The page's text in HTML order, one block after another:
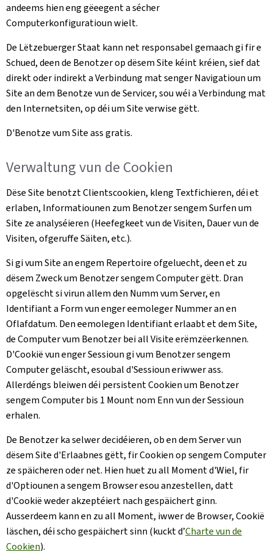
andeems hien eng gëeegent a sécher
Computerkonfiguratioun wielt.
De Lëtzebuerger Staat kann net responsabel gemaach gi fir e
Schued, deen de Benotzer op dësem Site kéint kréien, sief dat
direkt oder indirekt a Verbindung mat senger Navigatioun um
Site an dem Benotze vun de Servicer, sou wéi a Verbindung mat
den Internetsiten, op déi um Site verwise gëtt.
D'Benotze vum Site ass gratis.
Verwaltung vun de Cookien
Dëse Site benotzt Clientscookien, kleng Textfichieren, déi et
erlaben, Informatiounen zum Benotzer sengem Surfen um
Site ze analyséieren (Heefegkeet vun de Visiten, Dauer vun de
Visiten, ofgeruffe Säiten, etc.).
Si gi vum Site an engem Repertoire ofgeluecht, deen et zu
dësem Zweck um Benotzer sengem Computer gëtt. Dran
opgelëscht si virun allem den Numm vum Server, en
Identifiant a Form vun enger eemoleger Nummer an en
Oflafdatum. Den eemolegen Identifiant erlaabt et dem Site,
de Computer vum Benotzer bei all Visite erëmzëerkennen.
D'Cookië vun enger Sessioun gi vum Benotzer sengem
Computer geläscht, esoubal d'Sessioun eriwwer ass.
Allerdéngs bleiwen déi persistent Cookien um Benotzer
sengem Computer bis 1 Mount nom Enn vun der Sessioun
erhalen.
De Benotzer ka selwer decidéieren, ob en dem Server vun
dësem Site d'Erlaabnes gëtt, fir Cookien op sengem Computer
ze späicheren oder net. Hien huet zu all Moment d'Wiel, fir
d'Optiounen a sengem Browser esou anzestellen, datt
d'Cookië weder akzeptéiert nach gespäichert ginn.
Ausserdeem kann en zu all Moment, iwwer de Browser, Cookië
läschen, déi scho gespäichert sinn (kuckt d’Charte vun de
Cookien).